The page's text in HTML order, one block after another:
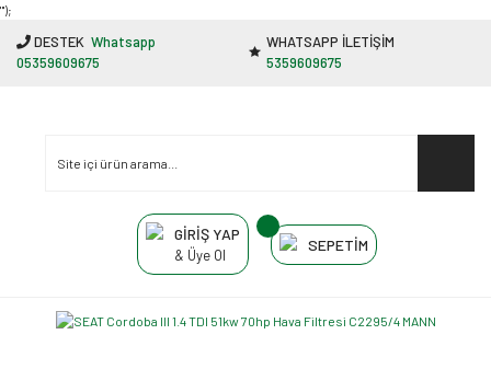
"');
DESTEK Whatsapp
05359609675
WHATSAPP İLETİŞİM
5359609675
GİRİŞ YAP
& Üye Ol
SEPETİM